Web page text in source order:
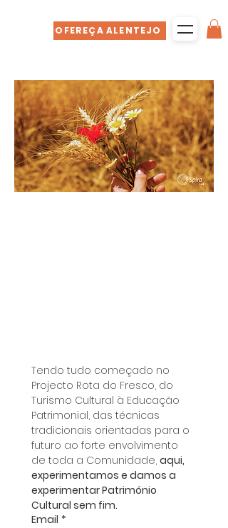
OFEREÇA ALENTEJO
Tendo tudo começado no
Projecto Rota do Fresco, do
Turismo Cultural à Educação
Patrimonial, das técnicas
tradicionais orientadas para o
futuro ao forte envolvimento
de toda a Comunidade, aqui,
experimentamos e damos a
experimentar Património
Cultural sem fim.
Email *